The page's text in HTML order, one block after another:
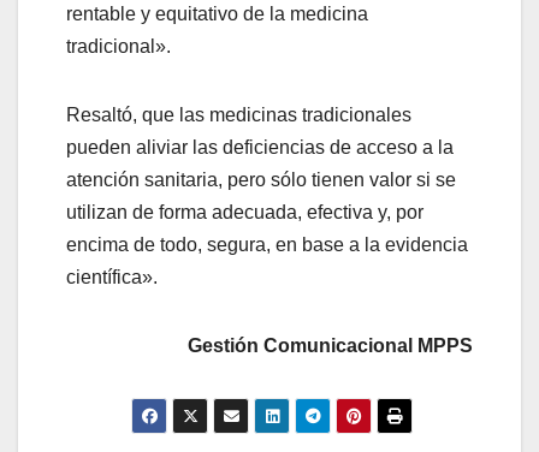
rentable y equitativo de la medicina
tradicional».
Resaltó, que las medicinas tradicionales
pueden aliviar las deficiencias de acceso a la
atención sanitaria, pero sólo tienen valor si se
utilizan de forma adecuada, efectiva y, por
encima de todo, segura, en base a la evidencia
científica».
Gestión Comunicacional MPPS